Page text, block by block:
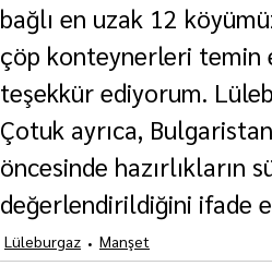
bağlı en uzak 12
çöp konteynerleri temin
teşekkür ediyorum.
Çotuk ayrıca,
öncesinde hazırlıkların
değerlendirildiğini ifade
Lüleburgaz Manşet